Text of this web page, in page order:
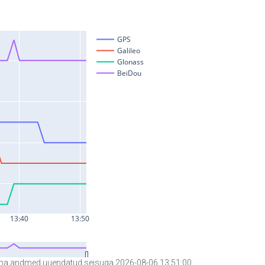
andmed uuendatud seisuga 2026-08-06 13:51:00